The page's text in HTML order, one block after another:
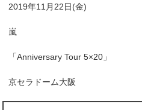
2019年11月22日(金)
嵐
「Anniversary Tour 5×20」
京セラドーム大阪